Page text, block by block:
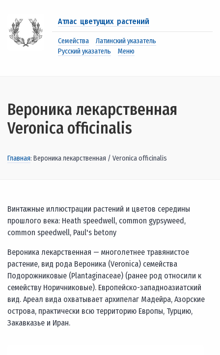
Атлас цветущих растений
Семейства
Латинский указатель
Русский указатель
Меню
Вероника лекарственная
Veronica officinalis
Главная: Вероника лекарственная / Veronica officinalis
Винтажные иллюстрации растений и цветов середины
прошлого века: Heath speedwell, common gypsyweed,
common speedwell, Paul's betony
Вероника лекарственная — многолетнее травянистое
растение, вид рода Вероника (Veronica) семейства
Подорожниковые (Plantaginaceae) (ранее род относили к
семейству Норичниковые). Европейско-западноазиатский
вид. Ареал вида охватывает архипелаг Мадейра, Азорские
острова, практически всю территорию Европы, Турцию,
Закавказье и Иран.